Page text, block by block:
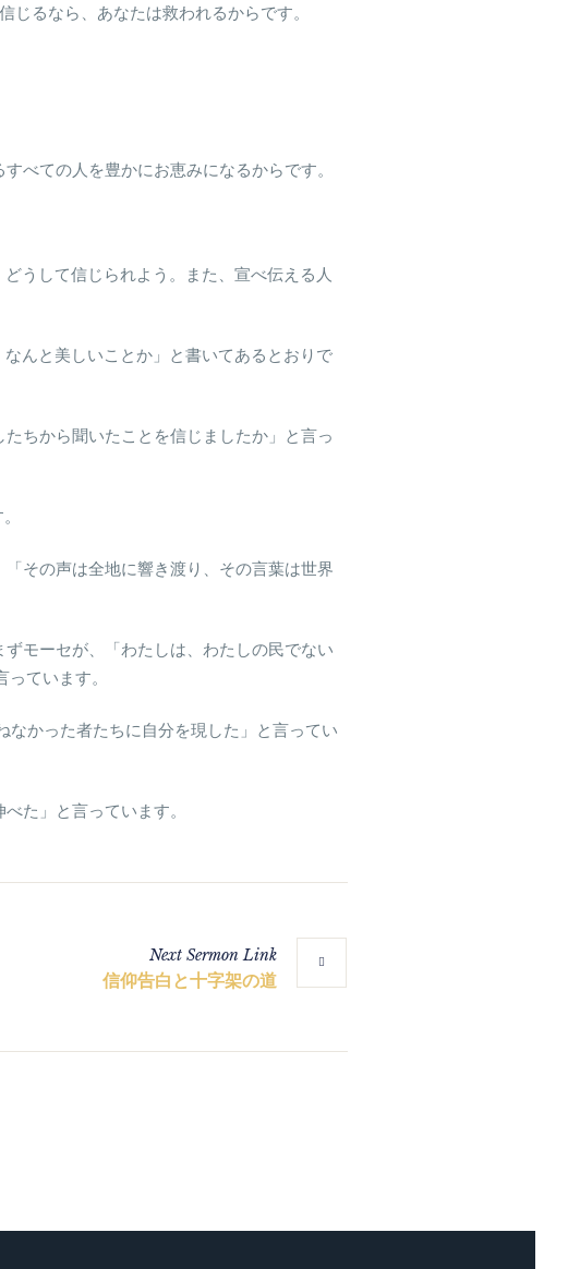
るなら、あなたは救われるからです。
べての人を豊かにお恵みになるからです。
うして信じられよう。また、宣べ伝える人
んと美しいことか」と書いてあるとおりで
ちから聞いたことを信じましたか」と言っ
その声は全地に響き渡り、その言葉は世界
モーセが、「わたしは、わたしの民でない
ています。
かった者たちに自分を現した」と言ってい
た」と言っています。
Next SermonLink
信仰告白と十字架の道